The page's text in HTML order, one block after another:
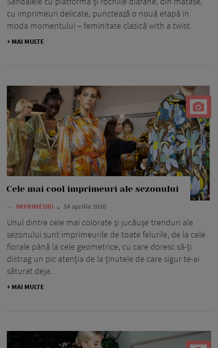
cu imprimeuri delicate, punctează o nouă etapă în
moda momentului – feminitate clasică with a twist.
+ MAI MULTE
Cele mai cool imprimeuri ale sezonului
— IMPRIMEURI 14 aprilie 2020
Unul dintre cele mai colorate și jucăușe trenduri ale
sezonului sunt imprimeurile de toate felurile, de la cele
florale până la cele geometrice, cu care doresc să-ți
distrag un pic atenția de la ținutele de care sigur te-ai
săturat deja.
+ MAI MULTE